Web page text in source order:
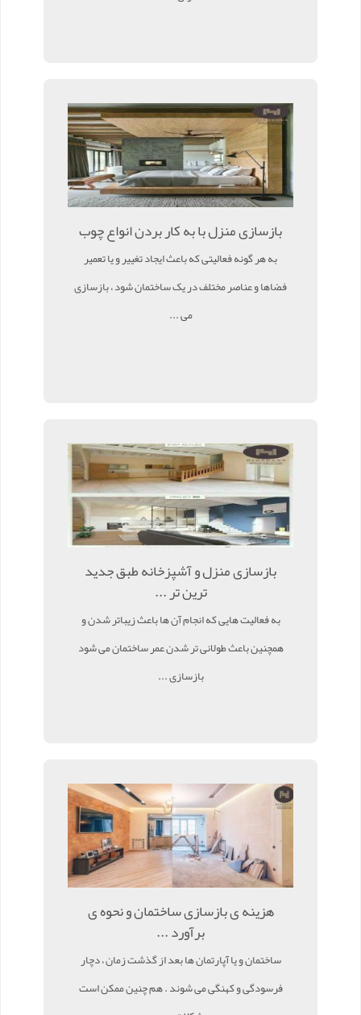
بازسازی منزل با به کار بردن انواع چوب
به هر گونه فعالیتی که باعث ایجاد تغییر و یا تعمیر
فضاها و عناصر مختلف در یک ساختمان شود ، بازسازی
می ...
بازسازی منزل و آشپزخانه طبق جدید
ترین تر ...
به فعالیت هایی که انجام آن ها باعث زیباتر شدن و
همچنین باعث طولانی تر شدن عمر ساختمان می شود
بازسازی ...
هزینه ی بازسازی ساختمان و نحوه ی
برآورد ...
ساختمان و یا آپارتمان ها بعد از گذشت زمان ، دچار
فرسودگی و کهنگی می شوند . هم چنین ممکن است